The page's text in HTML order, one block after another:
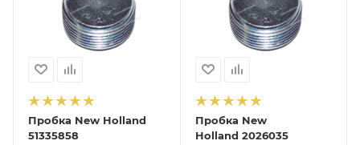
Пробка New Holland
51335858
Пробка New
Holland 2026035